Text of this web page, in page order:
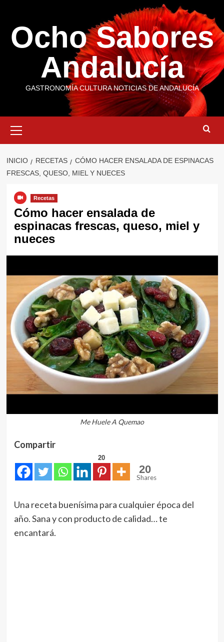
contenido
Ocho Sabores
Andalucía
GASTRONOMÍA CULTURA NOTICIAS DE ANDALUCÍA
primario
INICIO RECETAS
CÓMO HACER ENSALADA DE ESPINACAS
FRESCAS, QUESO, MIEL Y NUECES
Recetas
Cómo hacer ensalada de
espinacas frescas, queso, miel y
nueces
Me Huele A Quemao
Compartir
20
20
Shares
Una receta buenísima para cualquier época del
año. Sana y con producto de calidad… te
encantará.